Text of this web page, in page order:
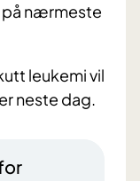
nærmeste
leukemi vil
neste dag.